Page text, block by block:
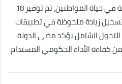
وإدراكاً لأهمية الأجهزة المحمولة في حياة المواطنين، تم توفير 18
تسجيل زيادة ملحوظة في تطبيقات
بالمئة. هذا التحول الشامل يؤكد مضي الدولة
كفاءة الأداء الحكومي المستدام.